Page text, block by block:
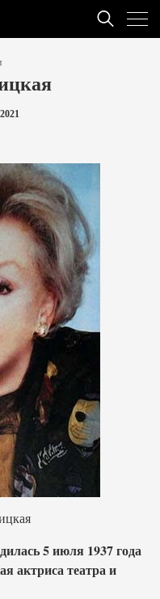
5 июля 1937 года
актриса театра и